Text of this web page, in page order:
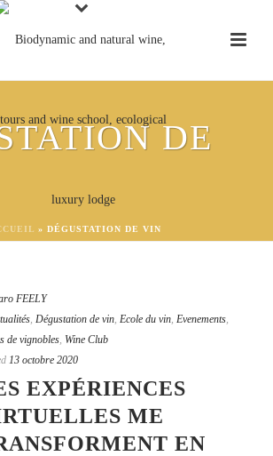
DE
» DÉGUSTATION DE VIN
FEELY
Dégustation de vin Ecole du vin Evenements
de vignobles Wine Club
13 octobre 2020
EXPÉRIENCES
ME
EN